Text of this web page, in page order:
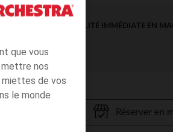
que vous
mettre nos
de vos
le monde
DISPONIBILITÉ IMMÉDIATE EN
Réserver en